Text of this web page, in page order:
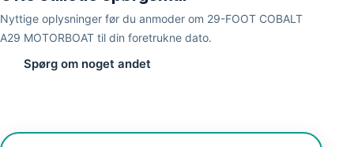
Nyttige oplysninger før du anmoder om 29-FOOT COBALT
A29 MOTORBOAT til din foretrukne dato.
Spørg om noget andet